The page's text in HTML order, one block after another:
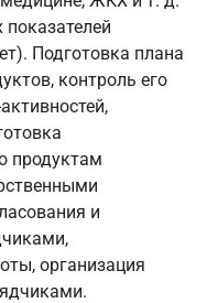
Подготовка плана
контроль его
продуктам
и
организация